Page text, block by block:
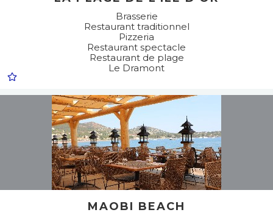
Brasserie
Restaurant traditionnel
Pizzeria
Restaurant spectacle
Restaurant de plage
Le Dramont
MAOBI BEACH